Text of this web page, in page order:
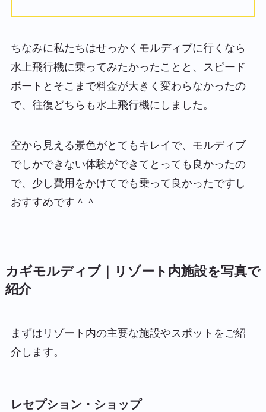
ちなみに私たちはせっかくモルディブに行くなら
水上飛行機に乗ってみたかったことと、スピード
ボートとそこまで料金が大きく変わらなかったの
で、往復どちらも水上飛行機にしました。
空から見える景色がとてもキレイで、モルディブ
でしかできない体験ができてとっても良かったの
で、少し費用をかけてでも乗って良かったですし
おすすめです＾＾
カギモルディブ｜リゾート内施設を写真で
紹介
まずはリゾート内の主要な施設やスポットをご紹
介します。
レセプション・ショップ